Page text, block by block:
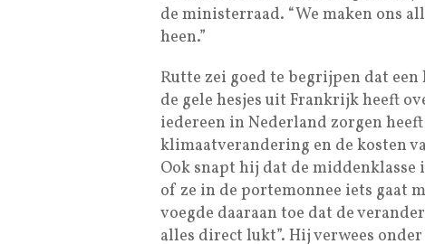
de ministerraad. “We maken ons
heen.”
Rutte zei goed te begrijpen dat
de gele hesjes uit Frankrijk heeft
iedereen in Nederland zorgen
klimaatverandering en de kosten
Ook snapt hij dat de middenklasse
of ze in de portemonnee iets gaat
voegde daaraan toe dat de
alles direct lukt”. Hij verwees